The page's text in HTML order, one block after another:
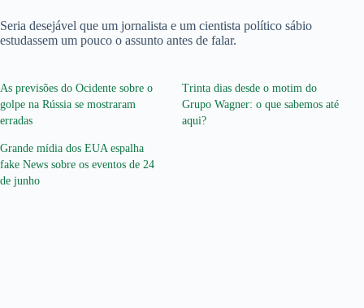
Seria desejável que um jornalista e um cientista político sábio
estudassem um pouco o assunto antes de falar.
As previsões do Ocidente sobre o
golpe na Rússia se mostraram
erradas
Trinta dias desde o motim do
Grupo Wagner: o que sabemos até
aqui?
Grande mídia dos EUA espalha
fake News sobre os eventos de 24
de junho